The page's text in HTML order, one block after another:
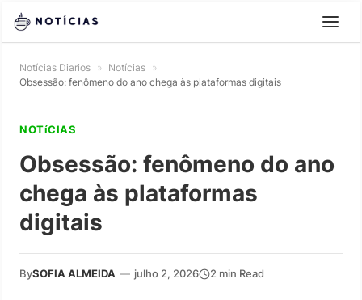
Notícias Diarios » Notícias »
Obsessão: fenômeno do ano chega às plataformas digitais
NOTíCIAS
Obsessão: fenômeno do ano
chega às plataformas
digitais
BySOFIA ALMEIDA — julho 2, 2026 2 min Read